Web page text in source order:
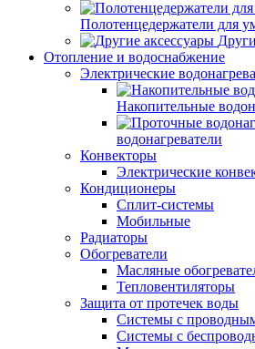
Полотенцедержатели для
Отопление и водоснабжение
Электрические
Накопительные
водонагреватели
Конвекторы
Электрические
Кондиционеры
Сплит-системы
Мобильные
Радиаторы
Обогреватели
Масляные
Тепловентиляторы
Защита от протечек воды
Системы с
Системы с